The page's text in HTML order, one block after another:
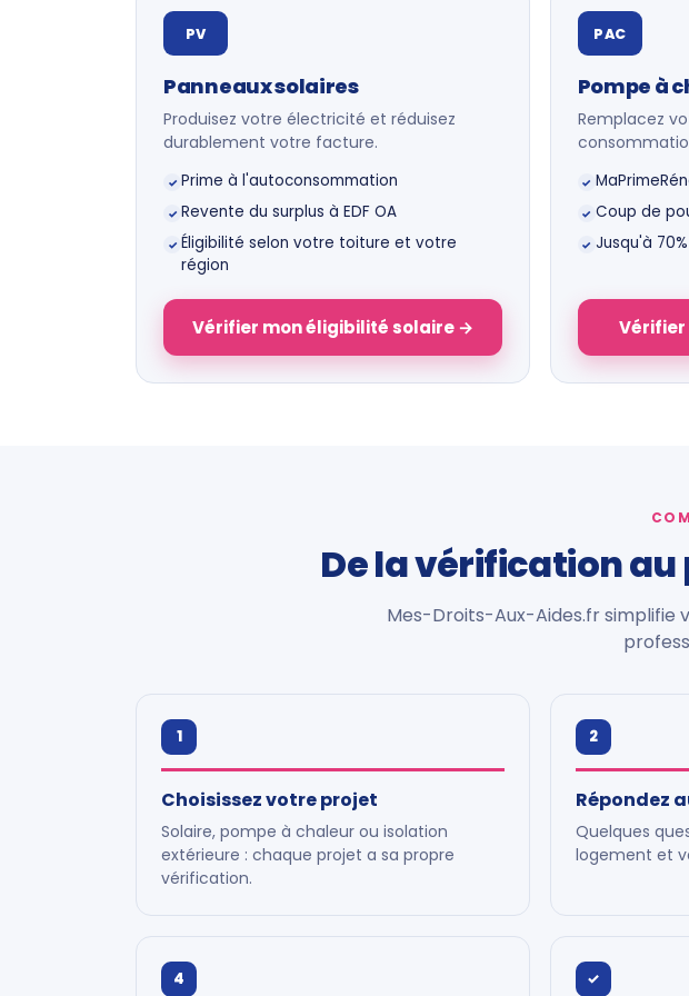
PV
Panneaux solaires
Produisez votre électricité et réduisez
durablement votre facture.
✓ Prime à l'autoconsommation
✓ Revente du surplus à EDF OA
✓ Éligibilité selon votre toiture et votre
région
Vérifier mon éligibilité solaire →
PAC
Pompe à
Remplacez
✓
✓ Coup de
✓ Jusqu'à
Vérifier
De la vérification au
Mes-Droits-Aux-Aides.fr simplifie
1
Choisissez votre projet
Solaire, pompe à chaleur ou isolation
extérieure : chaque projet a sa propre
vérification.
2
Répondez
Quelques
logement et
4 ✓